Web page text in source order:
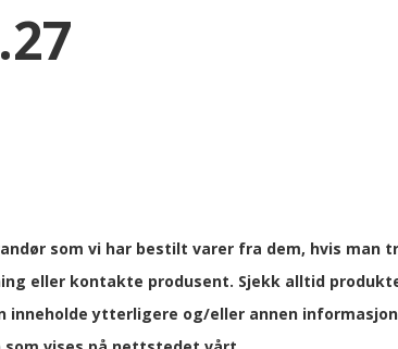
som vi har bestilt varer fra dem, hvis man
eller kontakte produsent. Sjekk alltid
ytterligere og/eller annen